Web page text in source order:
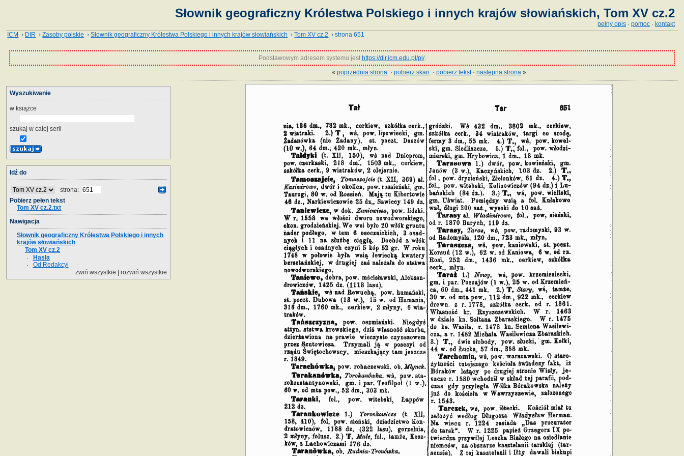
Słownik geograficzny Królestwa Polskiego i innych krajów słowiańskich, Tom XV cz.2
pełny opis · pomoc · kontakt
ICM › DIR ›Zasoby polskie ›Słownik geograficzny Królestwa Polskiego i innych krajów słowiańskich ›Tom XV cz.2 › strona 651
Podstawowym adresem systemu jest https://dir.icm.edu.pl/pl/.
«poprzednia strona ·pobierz skan ·pobierz tekst·następna strona »
Wyszukiwanie
w książce
szukaj w całej serii
Idź do
strona:
Pobierz pełen tekst
Tom XV cz.2.txt
Nawigacja
Słownik geograficzny Królestwa Polskiego i innych
krajów słowiańskich
Tom XV cz.2
Hasła
Od Redakcyi
zwiń wszystkie |rozwiń wszystkie